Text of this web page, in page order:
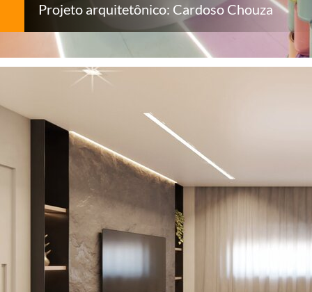
Projeto arquitetônico: Cardoso Chouza